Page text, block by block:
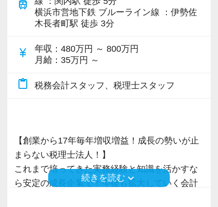
・資格取得を目指す社員が多数
・事業拡大に伴う増員募集
・将来の中核人材を募集
A. 幅広い業務を経験できる点に魅力を感じ、入
所を決めました。
Q. 実際に働いてみてどうですか？
train
横浜市営地下鉄 ブルーライン線 ：伊勢佐
木長者町駅 徒歩 3分
currency_yen 年収 ：480万円 ～ 800万円
月給 ：35万円 ～
content_paste 税務会計スタッフ、税理士スタッフ
【創業から17年毎年増収増益！成長の勢いが止
まらない税理士法人！】
これまで培ってきた実務経験と知識を活かすな
ら安定の成長企業で！今後も拡大していく会計
続きを読む keyboard_arrow_down